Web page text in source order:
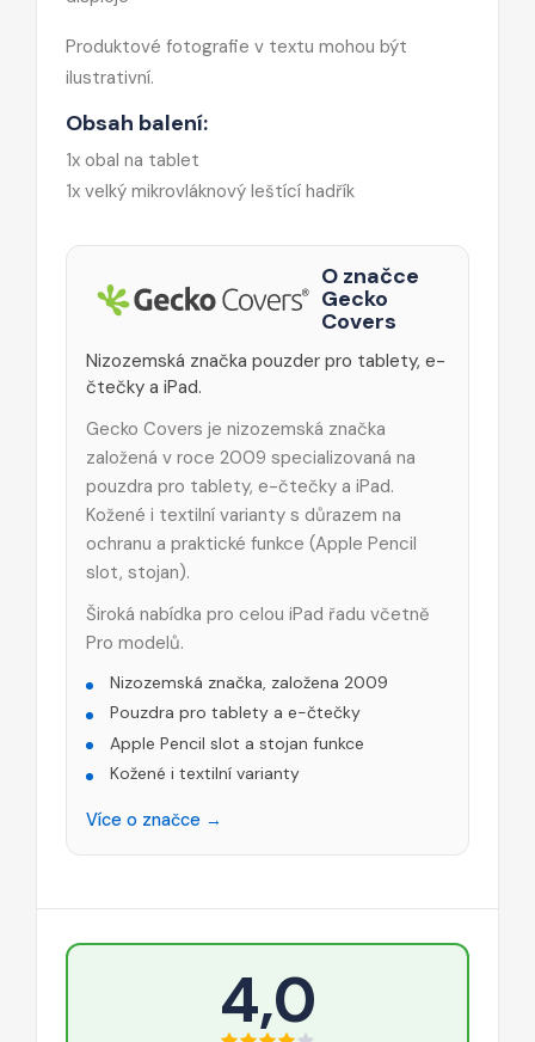
Produktové fotografie v textu mohou být
ilustrativní.
Obsah balení:
1x obal na tablet
1x velký mikrovláknový leštící hadřík
O značce
Gecko
Covers
Nizozemská značka pouzder pro tablety, e-
čtečky a iPad.
Gecko Covers je nizozemská značka
založená v roce 2009 specializovaná na
pouzdra pro tablety, e-čtečky a iPad.
Kožené i textilní varianty s důrazem na
ochranu a praktické funkce (Apple Pencil
slot, stojan).
Široká nabídka pro celou iPad řadu včetně
Pro modelů.
Nizozemská značka, založena 2009
Pouzdra pro tablety a e-čtečky
Apple Pencil slot a stojan funkce
Kožené i textilní varianty
Více o značce →
4,0